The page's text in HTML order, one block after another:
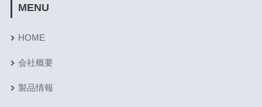
MENU
HOME
会社概要
製品情報